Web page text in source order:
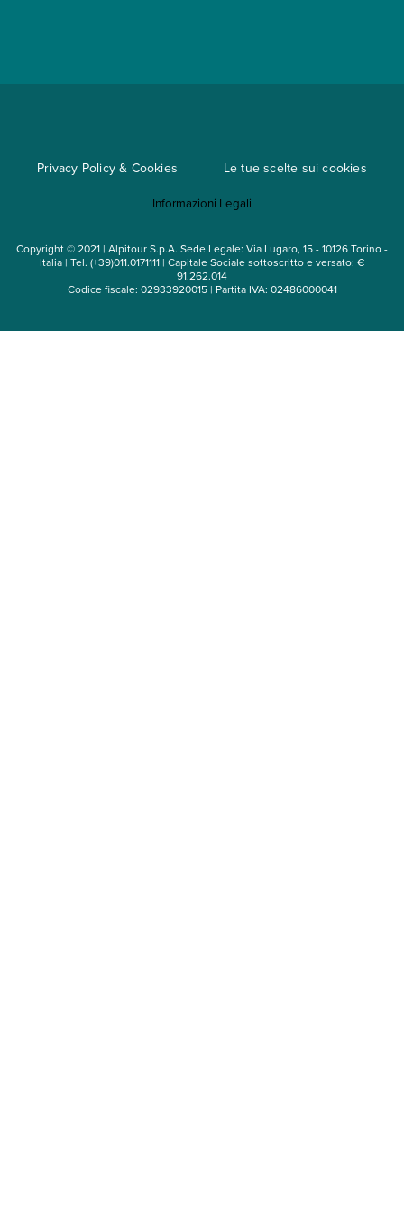
Mappa del sito
Privacy Policy & Cookies Le tue scelte sui cookies
Informazioni Legali
Copyright © 2021 | Alpitour S.p.A. Sede Legale: Via Lugaro, 15 - 10126 Torino -
Italia | Tel. (+39)011.0171111 | Capitale Sociale sottoscritto e versato: €
91.262.014
Codice fiscale: 02933920015 | Partita IVA: 02486000041